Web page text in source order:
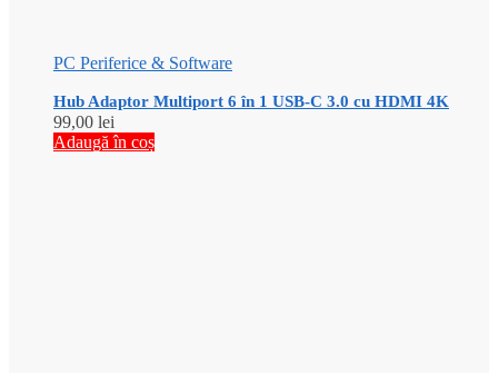
PC Periferice & Software
Hub Adaptor Multiport 6 în 1 USB-C 3.0 cu HDMI 4K
99,00 lei
Adaugă în coș